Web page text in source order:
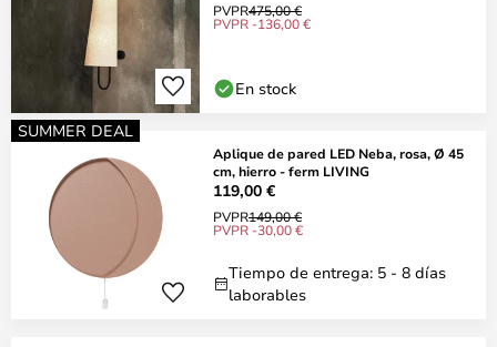
PVPR475,00 €
PVPR -136,00 €
En stock
SUMMER DEAL
Aplique de pared LED Neba, rosa, Ø 45
cm, hierro - ferm LIVING
119,00 €
PVPR149,00 €
PVPR -30,00 €
Tiempo de entrega: 5 - 8 días
laborables